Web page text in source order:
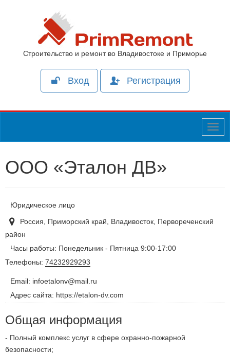
Строительство и ремонт во Владивостоке и Приморье
Вход Регистрация
ООО «Эталон ДВ»
Юридическое лицо
Россия, Приморский край, Владивосток, Первореченский
район
Часы работы: Понедельник - Пятница 9:00-17:00
Телефоны: 74232929293
Email: infoetalonv@mail.ru
Адрес сайта: https://etalon-dv.com
Общая информация
- Полный комплекс услуг в сфере охранно-пожарной
безопасности;